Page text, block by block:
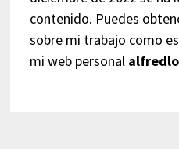
contenido. Puedes
sobre mi trabajo como
mi web personal